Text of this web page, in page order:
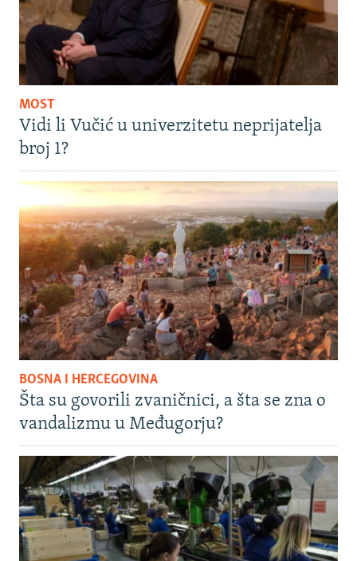
MOST
Vidi li Vučić u univerzitetu neprijatelja
broj 1?
BOSNA I HERCEGOVINA
Šta su govorili zvaničnici, a šta se zna o
vandalizmu u Međugorju?